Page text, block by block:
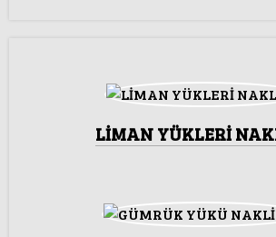
LİMAN YÜKLERİ